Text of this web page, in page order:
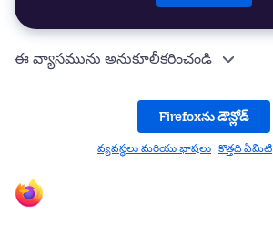
ఈ వ్యాసమును అనుకూలీకరించండి
Firefoxను డౌన్లోడ్
వ్యవస్థలు మరియు భాషలు కొత్తది ఏమిటి